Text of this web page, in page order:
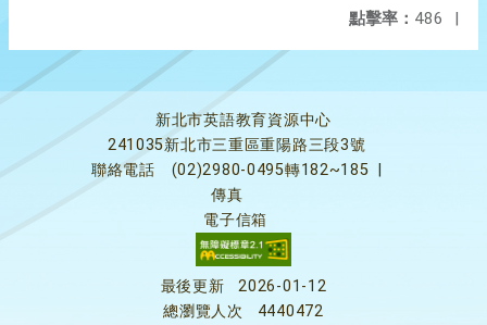
點擊率： 486 |
新北市英語教育資源中心
241035新北市三重區重陽路三段3號
聯絡電話
(02)2980-0495轉182~185
傳真
電子信箱
最後更新
2026-01-12
總瀏覽人次
4440472